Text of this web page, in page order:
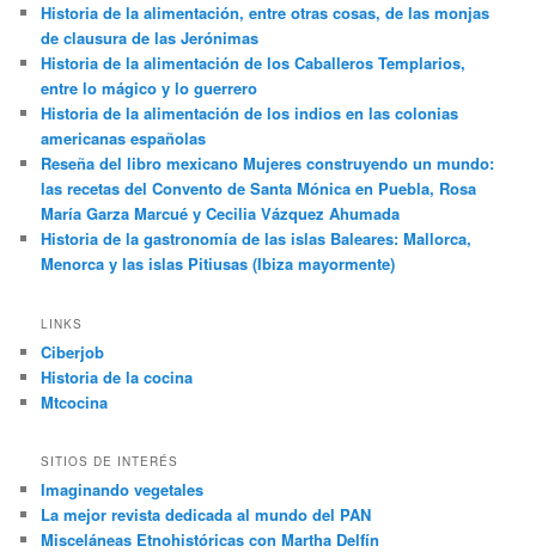
Historia de la alimentación, entre otras cosas, de las monjas
de clausura de las Jerónimas
Historia de la alimentación de los Caballeros Templarios,
entre lo mágico y lo guerrero
Historia de la alimentación de los indios en las colonias
americanas españolas
Reseña del libro mexicano Mujeres construyendo un mundo:
las recetas del Convento de Santa Mónica en Puebla, Rosa
María Garza Marcué y Cecilia Vázquez Ahumada
Historia de la gastronomía de las islas Baleares: Mallorca,
Menorca y las islas Pitiusas (Ibiza mayormente)
LINKS
Ciberjob
Historia de la cocina
Mtcocina
SITIOS DE INTERÉS
Imaginando vegetales
La mejor revista dedicada al mundo del PAN
Misceláneas Etnohistóricas con Martha Delfín